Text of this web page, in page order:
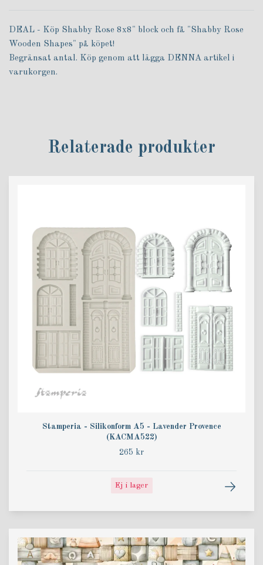
DEAL - Köp Shabby Rose 8x8" block och få "Shabby Rose
Wooden Shapes" på köpet!
Begränsat antal. Köp genom att lägga DENNA artikel i
varukorgen.
Relaterade produkter
Stamperia - Silikonform A5 - Lavender Provence
(KACMA522)
265 kr
Ej i lager